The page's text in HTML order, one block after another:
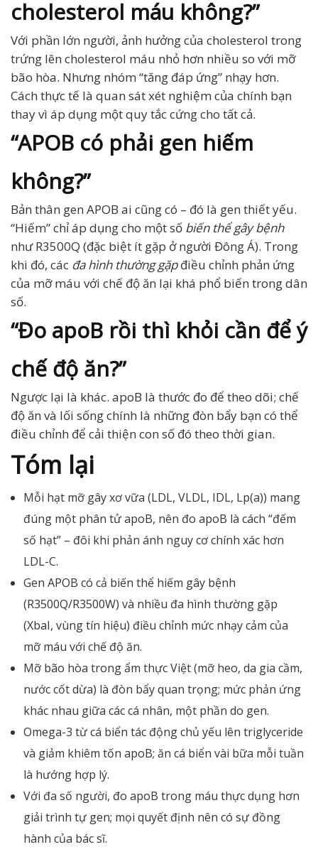
cholesterol máu không?”
Với phần lớn người, ảnh hưởng của cholesterol trong
trứng lên cholesterol máu nhỏ hơn nhiều so với mỡ
bão hòa. Nhưng nhóm “tăng đáp ứng” nhạy hơn.
Cách thực tế là quan sát xét nghiệm của chính bạn
thay vì áp dụng một quy tắc cứng cho tất cả.
“APOB có phải gen hiếm
không?”
Bản thân gen APOB ai cũng có – đó là gen thiết yếu.
“Hiếm” chỉ áp dụng cho một số biến thể gây bệnh
như R3500Q (đặc biệt ít gặp ở người Đông Á). Trong
khi đó, các đa hình thường gặpđiều chỉnh phản ứng
của mỡ máu với chế độ ăn lại khá phổ biến trong dân
số.
“Đo apoB rồi thì khỏi cần để ý
chế độ ăn?”
Ngược lại là khác. apoB là thước đo để theo dõi; chế
độ ăn và lối sống chính là những đòn bẩy bạn có thể
điều chỉnh để cải thiện con số đó theo thời gian.
Tóm lại
Mỗi hạt mỡ gây xơ vữa (LDL, VLDL, IDL, Lp(a)) mang
đúng một phân tử apoB, nên đo apoB là cách “đếm
số hạt” – đôi khi phản ánh nguy cơ chính xác hơn
LDL-C.
Gen APOB có cả biến thể hiếm gây bệnh
(R3500Q/R3500W) và nhiều đa hình thường gặp
(XbaI, vùng tín hiệu) điều chỉnh mức nhạy cảm của
mỡ máu với chế độ ăn.
Mỡ bão hòa trong ẩm thực Việt (mỡ heo, da gia cầm,
nước cốt dừa) là đòn bẩy quan trọng; mức phản ứng
khác nhau giữa các cá nhân, một phần do gen.
Omega-3 từ cá biển tác động chủ yếu lên triglyceride
và giảm khiêm tốn apoB; ăn cá biển vài bữa mỗi tuần
là hướng hợp lý.
Với đa số người, đo apoB trong máu thực dụng hơn
giải trình tự gen; mọi quyết định nên có sự đồng
hành của bác sĩ.